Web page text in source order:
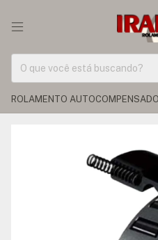
ROLAMENTO